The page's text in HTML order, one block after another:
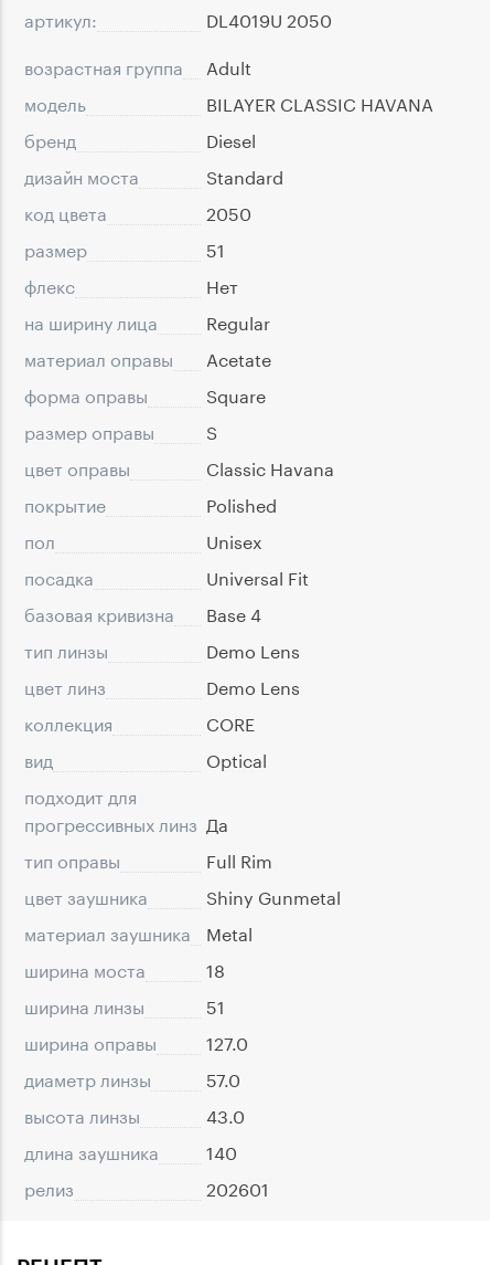
артикул:
DL4019U 2050
возрастная группа
Adult
модель
BILAYER CLASSIC HAVANA
бренд
Diesel
дизайн моста
Standard
код цвета
2050
размер
51
флекс
Нет
на ширину лица
Regular
материал оправы
Acetate
форма оправы
Square
размер оправы
S
цвет оправы
Classic Havana
покрытие
Polished
пол
Unisex
посадка
Universal Fit
базовая кривизна
Base 4
тип линзы
Demo Lens
цвет линз
Demo Lens
коллекция
CORE
вид
Optical
подходит для
прогрессивных линз Да
тип оправы
Full Rim
цвет заушника
Shiny Gunmetal
материал заушника
Metal
ширина моста
18
ширина линзы
51
ширина оправы
127.0
диаметр линзы
57.0
высота линзы
43.0
длина заушника
140
релиз
202601